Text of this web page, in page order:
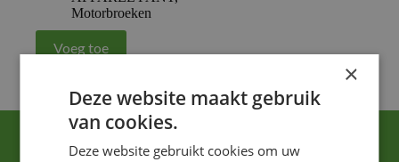
Motorbroeken
Voeg toe
×
Deze website maakt gebruik
van cookies.
Deze website gebruikt cookies om uw